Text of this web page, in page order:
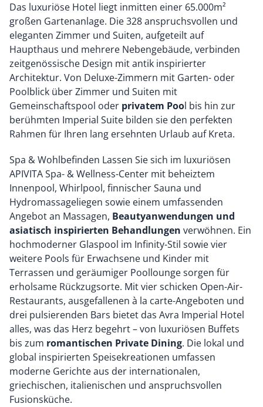
Das luxuriöse Hotel liegt inmitten einer 65.000m²
großen Gartenanlage. Die 328 anspruchsvollen und
eleganten Zimmer und Suiten, aufgeteilt auf
Haupthaus und mehrere Nebengebäude, verbinden
zeitgenössische Design mit antik inspirierter
Architektur. Von Deluxe-Zimmern mit Garten- oder
Poolblick über Zimmer und Suiten mit
Gemeinschaftspool oder privatem Pool bis hin zur
berühmten Imperial Suite bilden sie den perfekten
Rahmen für Ihren lang ersehnten Urlaub auf Kreta.
Spa & Wohlbefinden Lassen Sie sich im luxuriösen
APIVITA Spa- & Wellness-Center mit beheiztem
Innenpool, Whirlpool, finnischer Sauna und
Hydromassageliegen sowie einem umfassenden
Angebot an Massagen, Beautyanwendungen und
asiatisch inspirierten Behandlungen verwöhnen. Ein
hochmoderner Glaspool im Infinity-Stil sowie vier
weitere Pools für Erwachsene und Kinder mit
Terrassen und geräumiger Poollounge sorgen für
erholsame Rückzugsorte. Mit vier schicken Open-Air-
Restaurants, ausgefallenen à la carte-Angeboten und
drei pulsierenden Bars bietet das Avra Imperial Hotel
alles, was das Herz begehrt – von luxuriösen Buffets
bis zum romantischen Private Dining. Die lokal und
global inspirierten Speisekreationen umfassen
moderne Gerichte aus der internationalen,
griechischen, italienischen und anspruchsvollen
Fusionsküche.